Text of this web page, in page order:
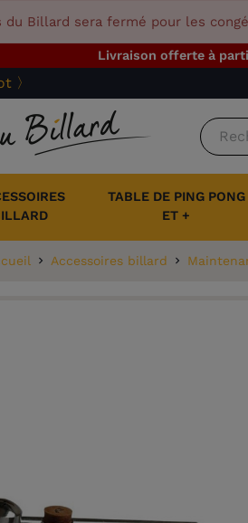
Billard sera fermé pour les
Livraison offerte à
〉
TABLE DE PING PONG
ET +
Accessoires billard